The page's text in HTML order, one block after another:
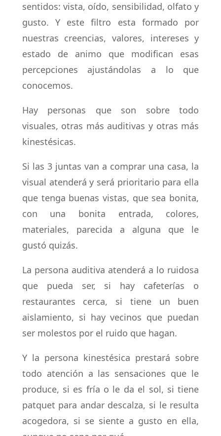
sentidos: vista, oído, sensibilidad, olfato y
gusto. Y este filtro esta formado por
nuestras creencias, valores, intereses y
estado de animo que modifican esas
percepciones ajustándolas a lo que
conocemos.
Hay personas que son sobre todo
visuales, otras más auditivas y otras más
kinestésicas.
Si las 3 juntas van a comprar una casa, la
visual atenderá y será prioritario para ella
que tenga buenas vistas, que sea bonita,
con una bonita entrada, colores,
materiales, parecida a alguna que le
gustó quizás.
La persona auditiva atenderá a lo ruidosa
que pueda ser, si hay cafeterías o
restaurantes cerca, si tiene un buen
aislamiento, si hay vecinos que puedan
ser molestos por el ruido que hagan.
Y la persona kinestésica prestará sobre
todo atención a las sensaciones que le
produce, si es fría o le da el sol, si tiene
patquet para andar descalza, si le resulta
acogedora, si se siente a gusto en ella,